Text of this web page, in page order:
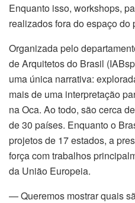
al
Enquanto isso, workshops,
realizados fora do espaço do
Organizada pelo
de Arquitetos do Brasil
uma única narrativa:
mais de uma interpretação
na Oca. Ao todo, são cerca
de 30 países. Enquanto o
projetos de 17 estados, a
força com trabalhos
da União Europeia.
— Queremos mostrar quais